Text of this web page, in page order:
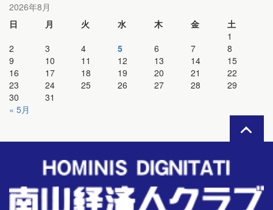
2026年8月
日
月 火 水 木 金
土
1
2
3 4 5 6 7
8
9
10 11 12 13 14
15
16
17 18 19 20 21
22
23
24 25 26 27 28
29
30
31
« 5月